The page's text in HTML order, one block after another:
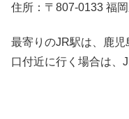
住所：〒807-0133 福
最寄りのJR駅は、鹿児
口付近に行く場合は、